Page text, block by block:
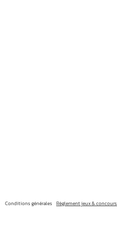
Conditions générales Règlement jeux & concours